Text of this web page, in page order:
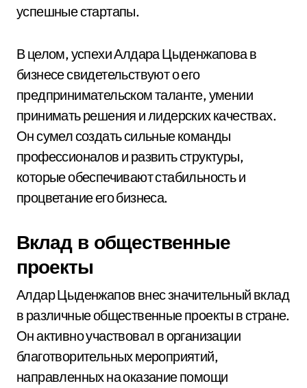
успешные стартапы.
В целом, успехи Алдара Цыденжапова в
бизнесе свидетельствуют о его
предпринимательском таланте, умении
принимать решения и лидерских качествах.
Он сумел создать сильные команды
профессионалов и развить структуры,
которые обеспечивают стабильность и
процветание его бизнеса.
Вклад в общественные
проекты
Алдар Цыденжапов внес значительный вклад
в различные общественные проекты в стране.
Он активно участвовал в организации
благотворительных мероприятий,
направленных на оказание помощи